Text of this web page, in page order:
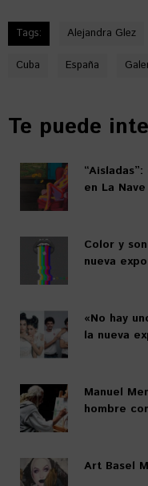
Tags: Alejandra Glez
Cuba España
Te puede
en La Nave
Color y
nueva
«No hay
la nueva
Manuel
hombre
Art Basel